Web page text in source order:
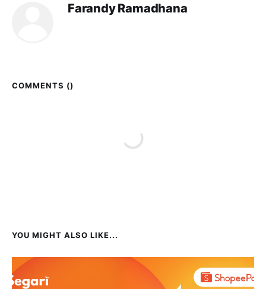
Farandy Ramadhana
COMMENTS ()
YOU MIGHT ALSO LIKE...